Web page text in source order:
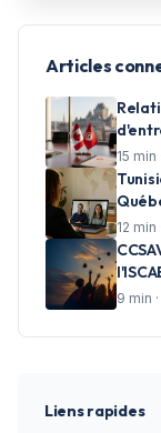
Articles
15 min ·
12 min ·
les
9 min ·
Liens rapides